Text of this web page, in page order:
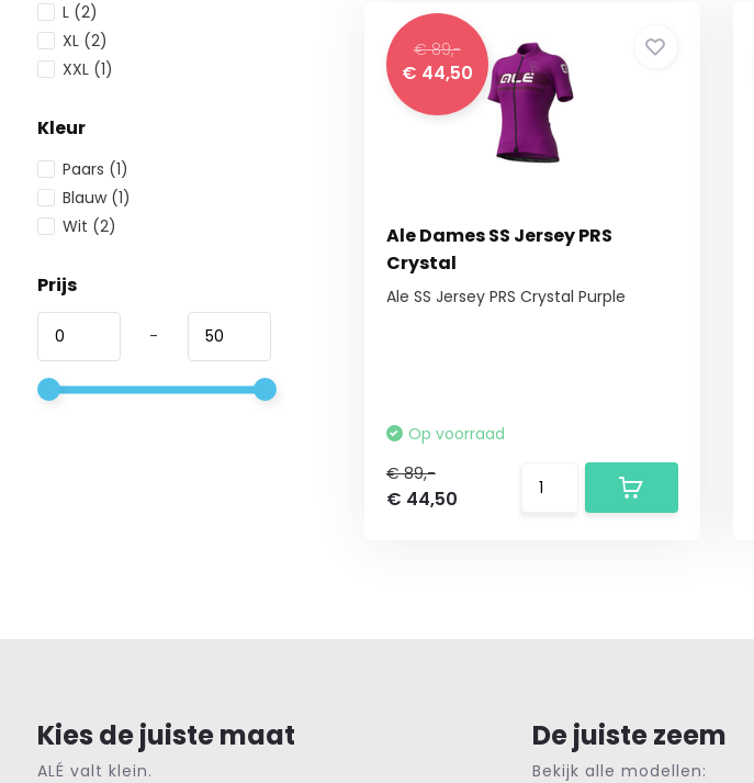
L (2)
XL (2)
XXL (1)
Kleur
Paars (1)
Blauw (1)
Wit (2)
Prijs
-
€ 89,-
€ 44,50
Ale Dames SS Jersey PRS
Crystal
Ale SS Jersey PRS Crystal Purple
Op voorraad
€ 89,-
€ 44,50
Kies de juiste maat
ALÉ valt klein.
De juiste zeem
Bekijk alle modellen: